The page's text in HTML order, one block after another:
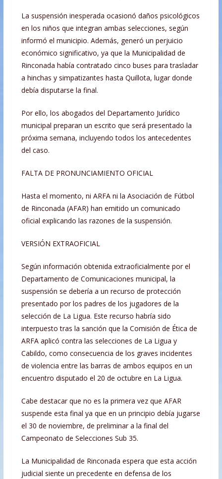
La suspensión inesperada ocasionó daños psicológicos
en los niños que integran ambas selecciones, según
informó el municipio. Además, generó un perjuicio
económico significativo, ya que la Municipalidad de
Rinconada había contratado cinco buses para trasladar
a hinchas y simpatizantes hasta Quillota, lugar donde
debía disputarse la final.
Por ello, los abogados del Departamento Jurídico
municipal preparan un escrito que será presentado la
próxima semana, incluyendo todos los antecedentes
del caso.
FALTA DE PRONUNCIAMIENTO OFICIAL
Hasta el momento, ni ARFA ni la Asociación de Fútbol
de Rinconada (AFAR) han emitido un comunicado
oficial explicando las razones de la suspensión.
VERSIÓN EXTRAOFICIAL
Según información obtenida extraoficialmente por el
Departamento de Comunicaciones municipal, la
suspensión se debería a un recurso de protección
presentado por los padres de los jugadores de la
selección de La Ligua. Este recurso habría sido
interpuesto tras la sanción que la Comisión de Ética de
ARFA aplicó contra las selecciones de La Ligua y
Cabildo, como consecuencia de los graves incidentes
de violencia entre las barras de ambos equipos en un
encuentro disputado el 20 de octubre en La Ligua.
Cabe destacar que no es la primera vez que AFAR
suspende esta final ya que en un principio debía jugarse
el 30 de noviembre, de preliminar a la final del
Campeonato de Selecciones Sub 35.
La Municipalidad de Rinconada espera que esta acción
judicial siente un precedente en defensa de los